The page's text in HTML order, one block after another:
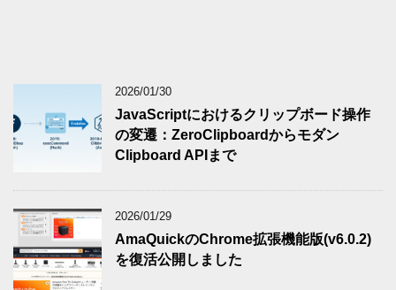
2026/01/30
JavaScriptにおけるクリップボード操作
の変遷：ZeroClipboardからモダン
Clipboard APIまで
2026/01/29
AmaQuickのChrome拡張機能版(v6.0.2)
を復活公開しました